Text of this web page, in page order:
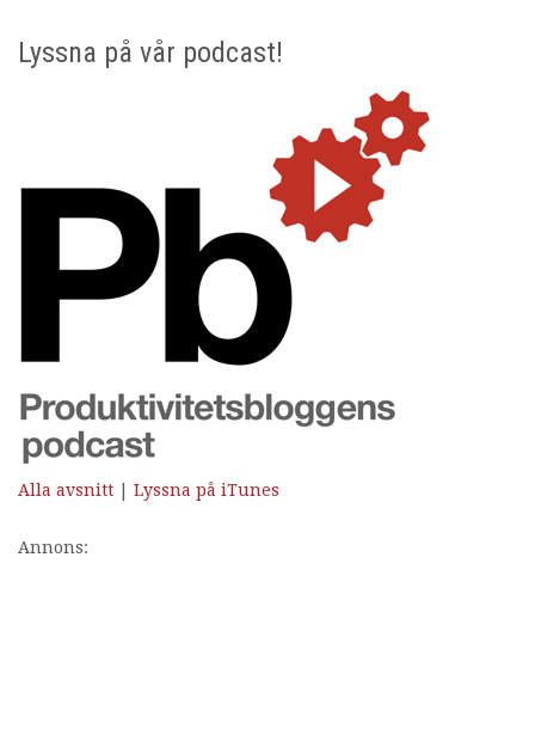
Lyssna på vår podcast!
Alla avsnitt Lyssna på iTunes
Annons: